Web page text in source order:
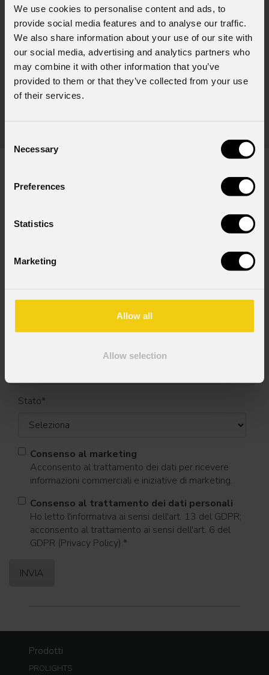
We use cookies to personalise content and ads, to
provide social media features and to analyse our traffic.
We also share information about your use of our site with
our social media, advertising and analytics partners who
may combine it with other information that you’ve
provided to them or that they’ve collected from your use
of their services.
Selection
Necessary
Preferences
Statistics
Marketing
Allow all
Allow selection
06 Agosto 2026
PROLIGHTS sul palco del Rock in Rio a Lisbona
L'edizione portoghese del celebre festival brasiliano Rock in Rio ,
a cadenza biennale, ha trasformato il Parque Tejo di Lisbona nella
leggendaria Cidade do Rock . In quattro giornate all'insegna di
musica, magia e connessione, decine di artisti internazionali
Stato*
Consenso al marketing
Acconsento al trattamento dei dati per ricevere
informazioni commerciali e iniziative di marketing.
Consenso al trattamento dei dati personali
Ho letto l'informativa ai sensi dell'art. 13 del GDPR;
acconsento al trattamento ai sensi dell'art. 6 del
GDPR (Privacy Policy).*
Prodotti
PROLIGHTS